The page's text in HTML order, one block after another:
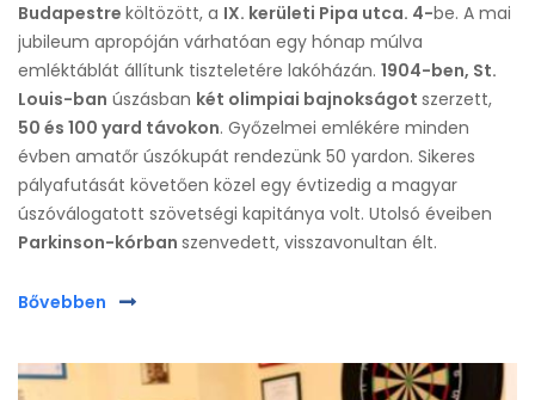
Budapestre költözött, a IX. kerületi Pipa utca. 4-be. A mai
jubileum apropóján várhatóan egy hónap múlva
emléktáblát állítunk tiszteletére lakóházán. 1904-ben, St.
Louis-ban úszásban két olimpiai bajnokságot szerzett,
50 és 100 yard távokon. Győzelmei emlékére minden
évben amatőr úszókupát rendezünk 50 yardon. Sikeres
pályafutását követően közel egy évtizedig a magyar
úszóválogatott szövetségi kapitánya volt. Utolsó éveiben
Parkinson-kórban szenvedett, visszavonultan élt.
Bővebben